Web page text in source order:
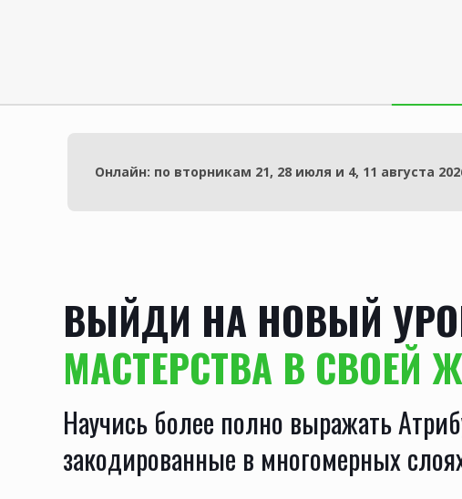
Онлайн: по вторникам 21, 28 июля и 4, 11 августа
ВЫЙДИ НА НОВЫЙ
МАСТЕРСТВА В СВОEЙ
Научись более полно выражать
закодированные в многомерных